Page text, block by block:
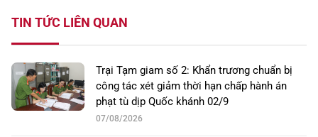
TIN TỨC LIÊN QUAN
Trại Tạm giam số 2: Khẩn trương chuẩn bị
công tác xét giảm thời hạn chấp hành án
phạt tù dịp Quốc khánh 02/9
07/08/2026